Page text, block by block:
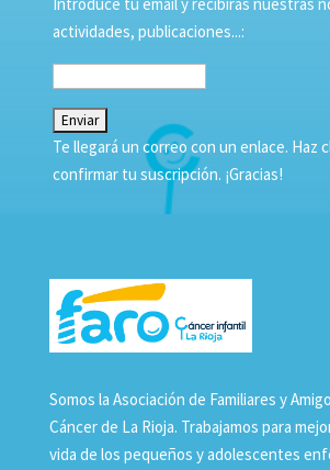
actividades, publicaciones...:
Te llegará un correo con un enlace. Haz
confirmar tu suscripción. ¡Gracias!
Somos la Asociación de Familiares y
Cáncer de La Rioja. Trabajamos para
vida de los pequeños y adolescentes